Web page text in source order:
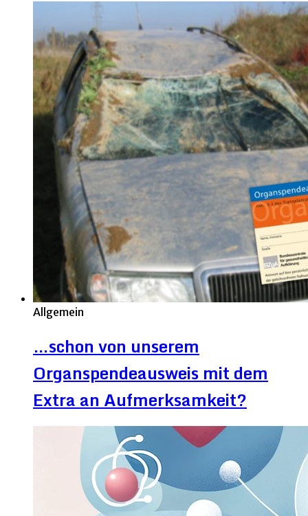
Allgemein
…schon von unserem
Organspendeausweis mit dem
Extra an Aufmerksamkeit?